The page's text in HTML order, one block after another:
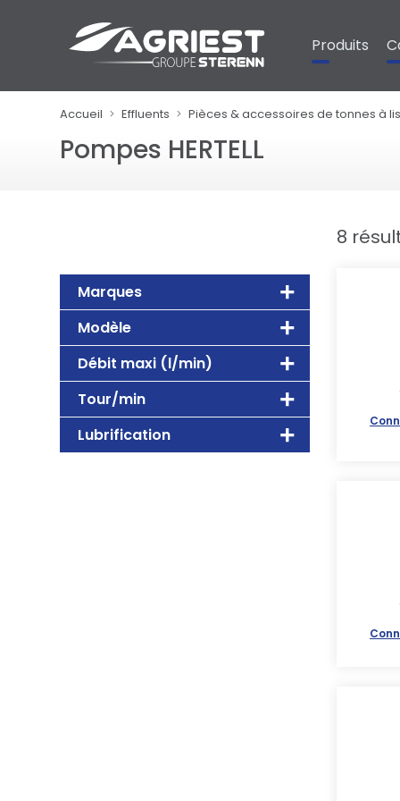
Produits
Accueil Effluents Pièces & accessoires de tonnes à
Pompes HERTELL
Marques
Modèle
Débit maxi (l/min)
Tour/min
Lubrification
8